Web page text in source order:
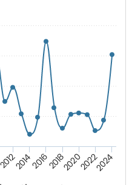
2012201420162018202020222024